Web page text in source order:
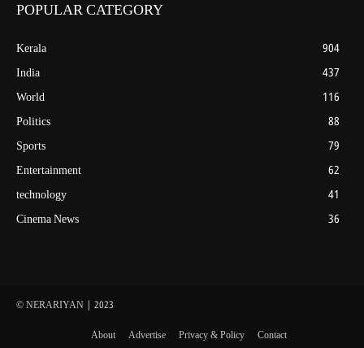
POPULAR CATEGORY
Kerala
904
India
437
World
116
Politics
88
Sports
79
Entertainment
62
technology
41
Cinema News
36
© NERARIYAN | 2023
About Advertise Privacy & Policy Contact